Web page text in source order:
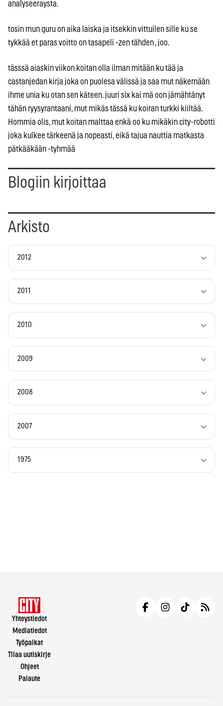
analyseeraysta.
tosin mun guru on aika laiska ja itsekkin vittuilen sille ku se
tykkää et paras voitto on tasapeli -zen tähden , joo.
tässsä aiaskin viikon koitan olla ilman mitään ku tää ja
castanjedan kirja joka on puolesa välissä ja saa mut näkemään
ihme unia ku otan sen käteen. juuri six kai mä oon jämähtänyt
tähän ryysyrantaani, mut mikäs tässä ku koiran turkki kiiltää.
Hommia olis, mut koitan malttaa enkä oo ku mikäkin city-robotti
joka kulkee tärkeenä ja nopeasti, eikä tajua nauttia matkasta
pätkääkään -tyhmää
Blogiin kirjoittaa
Arkisto
2012
2011
2010
2009
2008
2007
1975
Yhteystiedot
Mediatiedot
Työpaikat
Tilaa uutiskirje
Ohjeet
Palaute